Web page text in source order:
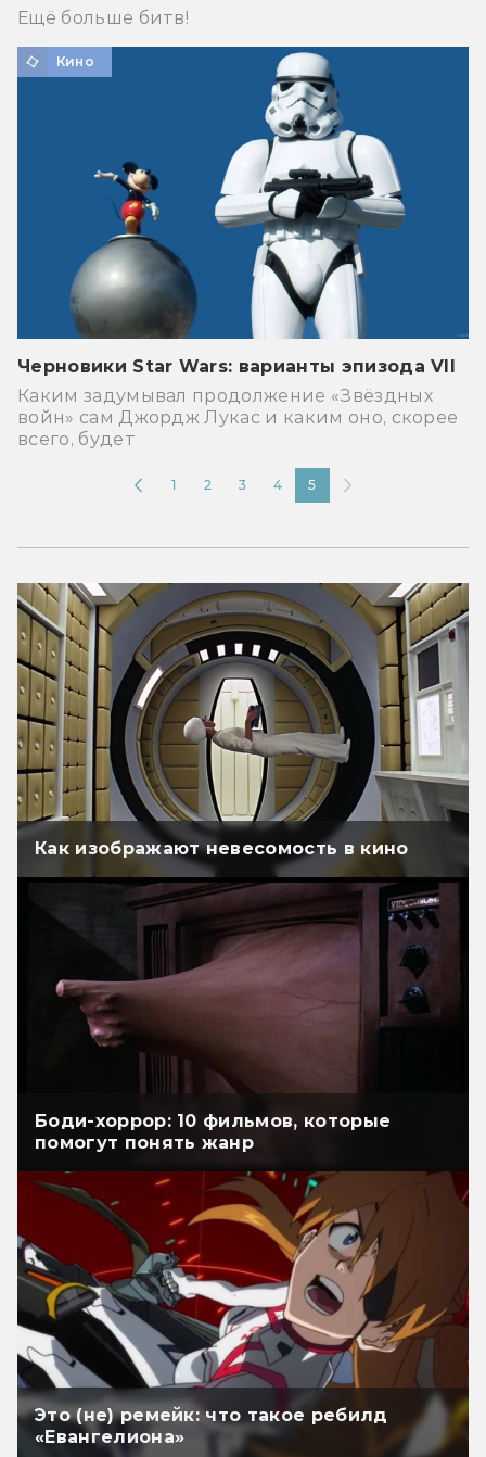
Ещё больше битв!
Кино
Черновики Star Wars: варианты эпизода VII
Каким задумывал продолжение «Звёздных
войн» сам Джордж Лукас и каким оно, скорее
всего, будет
1 2 3 4 5
Как изображают невесомость в кино
Боди-хоррор: 10 фильмов, которые
помогут понять жанр
Это (не) ремейк: что такое ребилд
«Евангелиона»